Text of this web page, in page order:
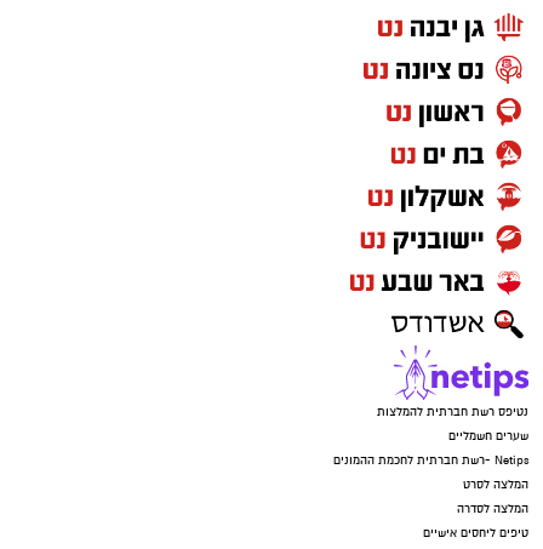
נטיפס רשת חברתית להמלצות
שערים חשמליים
Netips -רשת חברתית לחכמת ההמונים
המלצה לסרט
המלצה לסדרה
טיפים ליחסים אישיים